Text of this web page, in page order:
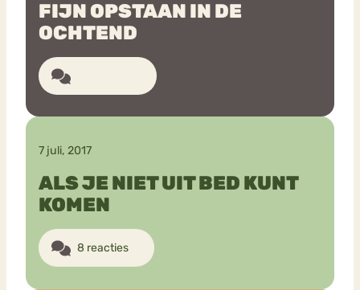
FIJN OPSTAAN IN DE
OCHTEND
7 juli, 2017
ALS JE NIET UIT BED KUNT
KOMEN
8 reacties